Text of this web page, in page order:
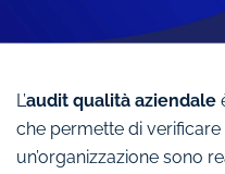
L’audit qualità aziendale
che permette di verificare
un’organizzazione sono